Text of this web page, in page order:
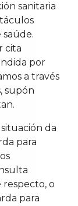
sanitaria
saúde.
cita
por
a través
supón
da
para
respecto, o
para